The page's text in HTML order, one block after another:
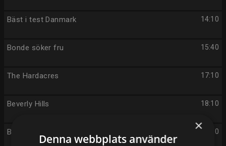
14:10
Bäst i test Danmark
15:40
Bonde söker fru
17:10
The Hardacres
18:10
Beverly Hills
19:10
Beverly Hills ×
Denna webbplats använder